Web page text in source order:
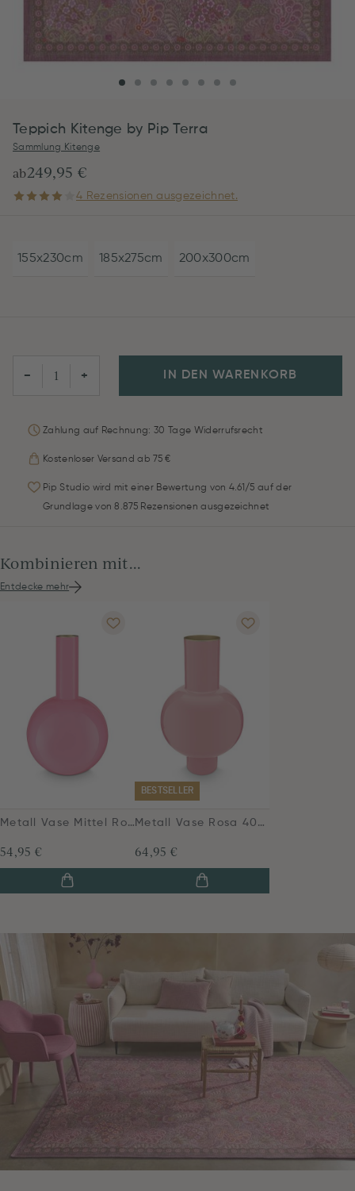
Teppich Kitenge by Pip Terra
Sammlung Kitenge
ab249,95 €
4 Rezensionen ausgezeichnet.
155x230cm 185x275cm 200x300cm
− + IN DEN WARENKORB
Zahlung auf Rechnung: 30 Tage Widerrufsrecht
Kostenloser Versand ab 75 €
Pip Studio wird mit einer Bewertung von 4.61/5 auf der
Grundlage von 8.875 Rezensionen ausgezeichnet
Kombinieren mit...
Entdecke mehr
Metall Vase Mittel Rosa 33cm
54,95 €
BESTSELLER
Metall Vase Rosa 40cm
64,95 €